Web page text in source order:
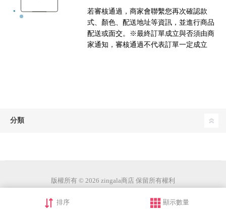
若審核通過，商家會聯繫您再次確認款
式、顏色、配送地址等資訊，並進行商品
配送或面交。※最終訂單成立與否須由商
家通知，審核通過不代表訂單一定成立
分類
版權所有 © 2026 zingala商店 保留所有權利
排序 顯示數量